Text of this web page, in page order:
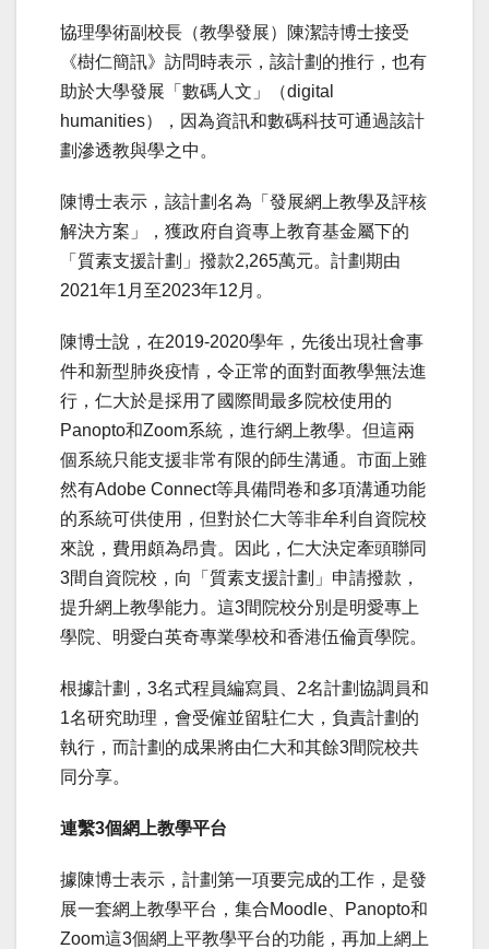
協理學術副校長（教學發展）陳潔詩博士接受
《樹仁簡訊》訪問時表示，該計劃的推行，也有
助於大學發展「數碼人文」（digital
humanities），因為資訊和數碼科技可通過該計
劃滲透教與學之中。
陳博士表示，該計劃名為「發展網上教學及評核
解決方案」，獲政府自資專上教育基金屬下的
「質素支援計劃」撥款2,265萬元。計劃期由
2021年1月至2023年12月。
陳博士說，在2019-2020學年，先後出現社會事
件和新型肺炎疫情，令正常的面對面教學無法進
行，仁大於是採用了國際間最多院校使用的
Panopto和Zoom系統，進行網上教學。但這兩
個系統只能支援非常有限的師生溝通。市面上雖
然有Adobe Connect等具備問卷和多項溝通功能
的系統可供使用，但對於仁大等非牟利自資院校
來說，費用頗為昂貴。因此，仁大決定牽頭聯同
3間自資院校，向「質素支援計劃」申請撥款，
提升網上教學能力。這3間院校分別是明愛專上
學院、明愛白英奇專業學校和香港伍倫貢學院。
根據計劃，3名式程員編寫員、2名計劃協調員和
1名研究助理，會受僱並留駐仁大，負責計劃的
執行，而計劃的成果將由仁大和其餘3間院校共
同分享。
連繫3個網上教學平台
據陳博士表示，計劃第一項要完成的工作，是發
展一套網上教學平台，集合Moodle、Panopto和
Zoom這3個網上平教學平台的功能，再加上網上